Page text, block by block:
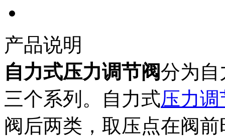
产品说明
自力式压力调节阀分为自
三个系列。自力式压力调
阀后两类，取压点在阀